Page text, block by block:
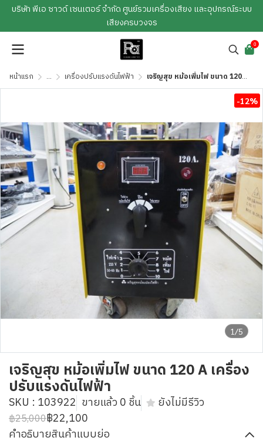
บริษัท พีเอ ซาวด์ เซนเตอร์ จำกัด ศูนย์รวมเครื่องเสียง และอุปกรณ์ระบบ
เสียงครบวงจร
0
หน้าแรก ... เครื่องปรับแรงดันไฟฟ้า เจริญสุข หม้อเพิ่มไฟ ขนาด 120 A เครื่องปรับแรงดันไฟฟ้า
1/5
-12%
เจริญสุข หม้อเพิ่มไฟ ขนาด 120 A เครื่อง
ปรับแรงดันไฟฟ้า
SKU : 103922 ขายแล้ว 0 ชิ้น ยังไม่มีรีวิว
฿25,000฿22,100
คำอธิบายสินค้าแบบย่อ